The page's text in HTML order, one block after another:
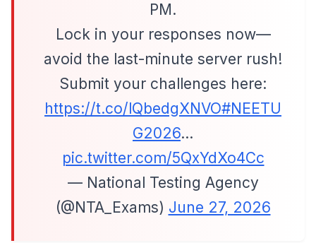
PM.
Lock in your responses now—
avoid the last-minute server rush!
Submit your challenges here:
https://t.co/lQbedgXNVO#NEETU
G2026…
pic.twitter.com/5QxYdXo4Cc
— National Testing Agency
(@NTA_Exams) June 27, 2026